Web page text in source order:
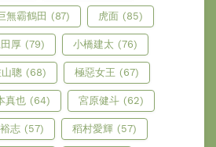
無霸鶴田 (87) 虎面 (85)
厚 (79) 小橋建太 (76)
聰 (68) 極惡女王 (67)
真也 (64) 宮原健斗 (62)
志 (57) 稻村愛輝 (57)